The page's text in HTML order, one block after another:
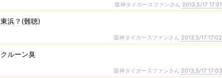
阪神タイガースファンさん 2013,5/17 17:01
東浜？(難聴)
阪神タイガースファンさん 2013,5/17 17:02
クルーン臭
阪神タイガースファンさん 2013,5/17 17:03